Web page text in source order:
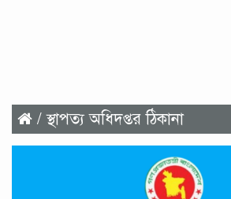
/ স্থাপত্য অধিদপ্তর ঠিকানা